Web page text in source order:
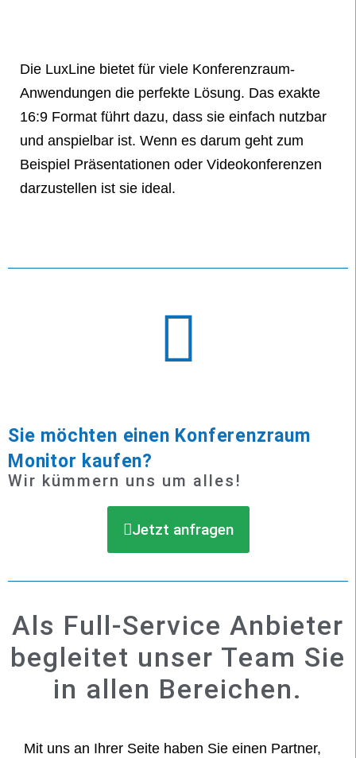
Die LuxLine bietet für viele Konferenzraum-
Anwendungen die perfekte Lösung. Das exakte
16:9 Format führt dazu, dass sie einfach nutzbar
und anspielbar ist. Wenn es darum geht zum
Beispiel Präsentationen oder Videokonferenzen
darzustellen ist sie ideal.
Sie möchten einen Konferenzraum
Monitor kaufen?
Wir kümmern uns um alles!
Jetzt anfragen
Als Full-Service Anbieter
begleitet unser Team Sie
in allen Bereichen.
Mit uns an Ihrer Seite haben Sie einen Partner,